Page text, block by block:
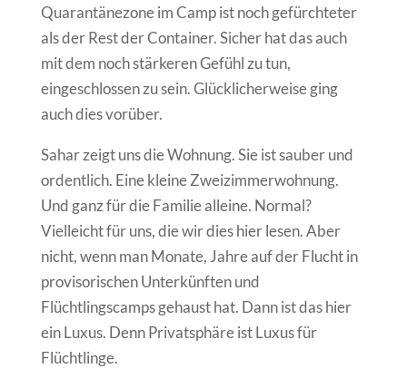
Quarantänezone im Camp ist noch gefürchteter
als der Rest der Container. Sicher hat das auch
mit dem noch stärkeren Gefühl zu tun,
eingeschlossen zu sein. Glücklicherweise ging
auch dies vorüber.
Sahar zeigt uns die Wohnung. Sie ist sauber und
ordentlich. Eine kleine Zweizimmerwohnung.
Und ganz für die Familie alleine. Normal?
Vielleicht für uns, die wir dies hier lesen. Aber
nicht, wenn man Monate, Jahre auf der Flucht in
provisorischen Unterkünften und
Flüchtlingscamps gehaust hat. Dann ist das hier
ein Luxus. Denn Privatsphäre ist Luxus für
Flüchtlinge.